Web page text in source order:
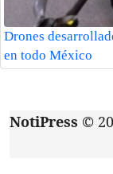
Drones
en todo México
NotiPress ©